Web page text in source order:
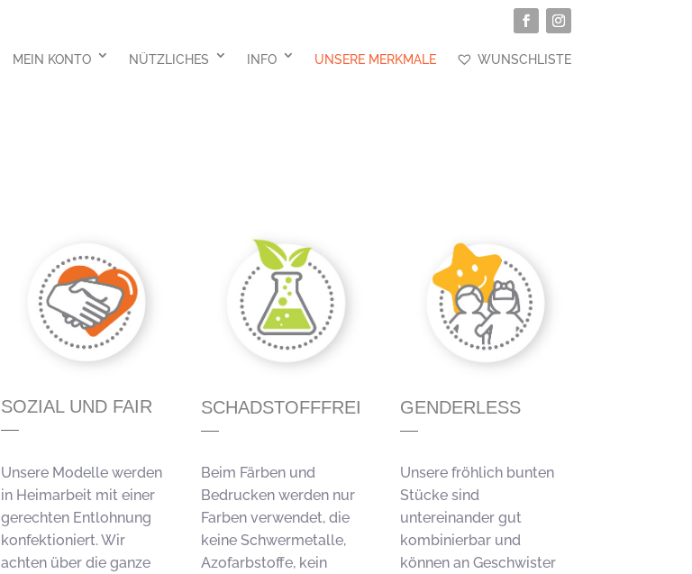
MEIN KONTO NÜTZLICHES INFO UNSERE MERKMALE WUNSCHLISTE
SOZIAL UND FAIR
Unsere Modelle werden
in Heimarbeit mit einer
gerechten Entlohnung
konfektioniert. Wir
achten über die ganze
SCHADSTOFFFREI
Beim Färben und
Bedrucken werden nur
Farben verwendet, die
keine Schwermetalle,
Azofarbstoffe, kein
GENDERLESS
Unsere fröhlich bunten
Stücke sind
untereinander gut
kombinierbar und
können an Geschwister